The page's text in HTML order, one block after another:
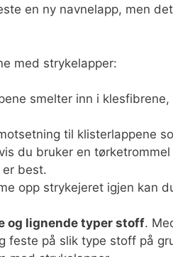
en ny navnelapp, men
med strykelapper:
smelter inn i
til klisterlappene
du bruker en
best.
opp strykejeret igjen kan
og lignende typer stoff.
feste på slik type stoff på